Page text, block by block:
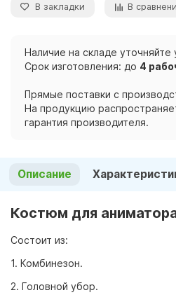
В закладки В
Наличие на складе
Срок изготовления: до 4
Прямые поставки с
На продукцию
гарантия производителя.
Описание
Костюм для
Состоит из:
1. Комбинезон.
2. Головной убор.